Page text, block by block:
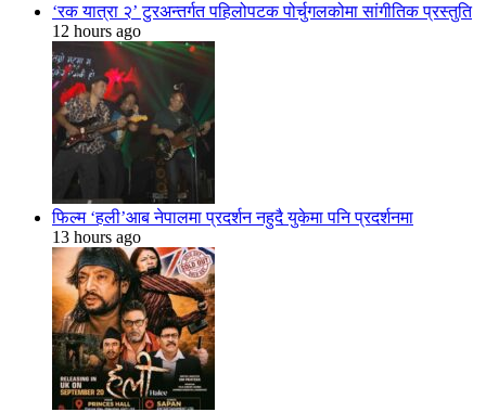
‘रक यात्रा २’ टुरअन्तर्गत पहिलोपटक पोर्चुगलकोमा सांगीतिक प्रस्तुति
12 hours ago
फिल्म ‘हली’आब नेपालमा प्रदर्शन नहुदै युकेमा पनि प्रदर्शनमा
13 hours ago